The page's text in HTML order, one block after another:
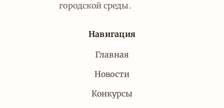
городской среды.
Навигация
Главная
Новости
Конкурсы